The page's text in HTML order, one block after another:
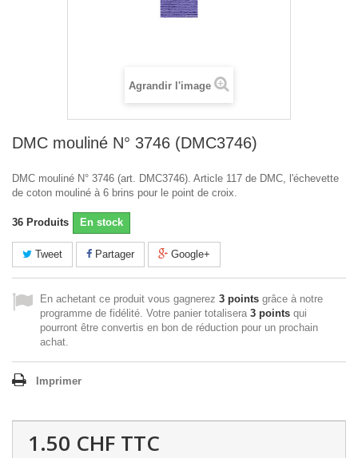
Agrandir l'image
DMC mouliné N° 3746 (DMC3746)
DMC mouliné N° 3746 (art. DMC3746). Article 117 de DMC, l'échevette
de coton mouliné à 6 brins pour le point de croix.
36 Produits En stock
Tweet Partager Google+
En achetant ce produit vous gagnerez 3 points grâce à notre
programme de fidélité. Votre panier totalisera 3 points qui
pourront être convertis en bon de réduction pour un prochain
achat.
Imprimer
1.50 CHF TTC